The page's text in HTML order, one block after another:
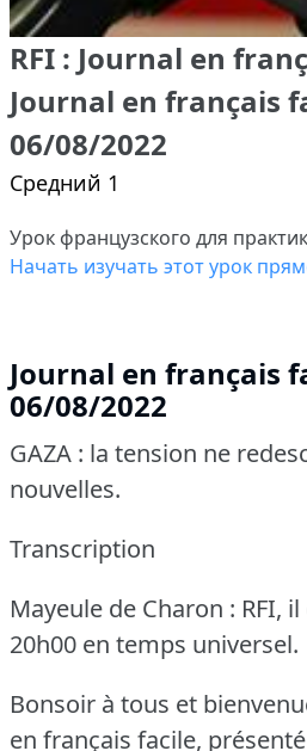
RFI : Journal en
Journal en français
06/08/2022
Средний 1
Урок французского для
Начать изучать этот урок
Journal en français
06/08/2022
GAZA : la tension ne
nouvelles.
Transcription
Mayeule de Charon : RFI,
20h00 en temps universel.
Bonsoir à tous et
en français facile,